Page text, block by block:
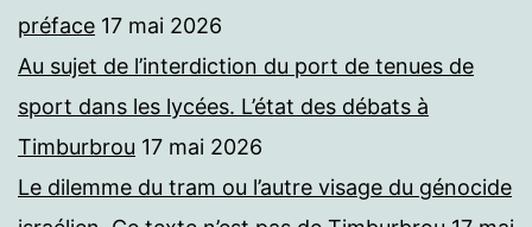
préface 17 mai 2026
Au sujet de l’interdiction du port de tenues de
sport dans les lycées. L’état des débats à
Timburbrou 17 mai 2026
Le dilemme du tram ou l’autre visage du génocide